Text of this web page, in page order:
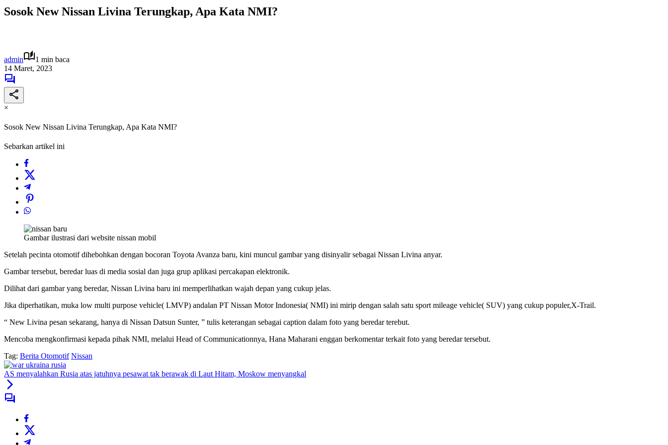
Sosok New Nissan Livina Terungkap, Apa Kata NMI?
admin
1 min baca
14 Maret, 2023
×
Sosok New Nissan Livina Terungkap, Apa Kata NMI?
Sebarkan artikel ini
Gambar ilustrasi dari website nissan mobil
Setelah pecinta otomotif dihebohkan dengan bocoran Toyota Avanza baru, kini muncul gambar yang disinyalir sebagai Nissan Livina anyar.
Gambar tersebut, beredar luas di media sosial dan juga grup aplikasi percakapan elektronik.
Dilihat dari gambar yang beredar, Nissan Livina baru ini memperlihatkan wajah depan yang cukup jelas.
Jika diperhatikan, muka low multi purpose vehicle( LMVP) andalan PT Nissan Motor Indonesia( NMI) ini mirip dengan salah satu sport mileage vehicle( SUV) yang cukup populer,X-Trail.
“ New Livina pesan sekarang, hanya di Nissan Datsun Sunter, ” tulis keterangan sebagai caption dalam foto yang beredar terebut.
Mencoba mengkonfirmasi kepada pihak NMI, melalui Head of Communicationnya, Hana Maharani enggan berkomentar terkait foto yang beredar tersebut.
Tag: Berita Otomotif Nissan
AS menyalahkan Rusia atas jatuhnya pesawat tak berawak di Laut Hitam, Moskow menyangkal